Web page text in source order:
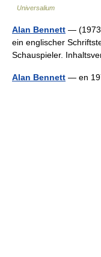
Universalium
Alan Bennett —
ein englischer
Schauspieler.
Alan Bennett — en